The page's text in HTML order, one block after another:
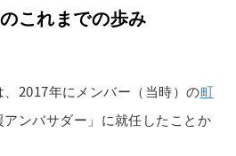
これまでの歩み
2017年にメンバー（当時）の町
アンバサダー」に就任したことか